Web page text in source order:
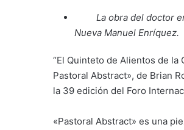
La obra del doctor
Nueva Manuel Enríquez.
“El Quinteto de Alientos de la
Pastoral Abstract», de Brian
la 39 edición del Foro
«Pastoral Abstract» es una